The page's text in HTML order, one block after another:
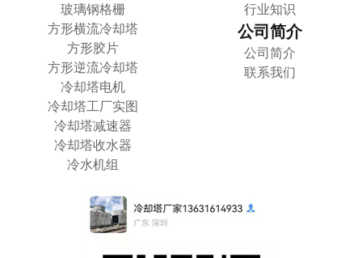
玻璃钢格栅
方形横流冷却塔
方形胶片
方形逆流冷却塔
冷却塔电机
冷却塔工厂实图
冷却塔减速器
冷却塔收水器
冷水机组
行业知识
公司简介
公司简介
联系我们